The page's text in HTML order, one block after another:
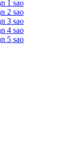
1 sao
2 sao
3 sao
4 sao
5 sao